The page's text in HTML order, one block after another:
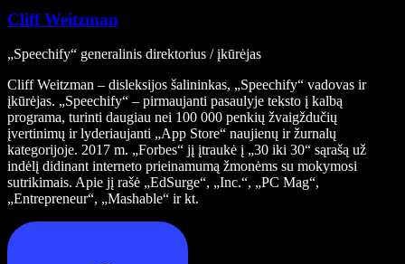
Cliff Weitzman
„Speechify“ generalinis direktorius / įkūrėjas
Cliff Weitzman – disleksijos šalininkas, „Speechify“ vadovas ir
įkūrėjas. „Speechify“ – pirmaujanti pasaulyje teksto į kalbą
programa, turinti daugiau nei 100 000 penkių žvaigždučių
įvertinimų ir lyderiaujanti „App Store“ naujienų ir žurnalų
kategorijoje. 2017 m. „Forbes“ jį įtraukė į „30 iki 30“ sąrašą už
indėlį didinant interneto prieinamumą žmonėms su mokymosi
sutrikimais. Apie jį rašė „EdSurge“, „Inc.“, „PC Mag“,
„Entrepreneur“, „Mashable“ ir kt.